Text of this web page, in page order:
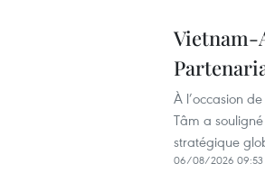
Vietnam-
À l’occasion
Tâm a
stratégique
06/08/2026 09:53